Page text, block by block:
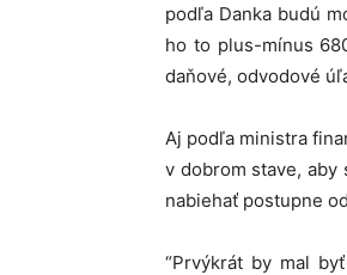
podľa Danka budú
ho to plus-mínus
daňové, odvodové
Aj podľa ministra
v dobrom stave,
nabiehať postupne
“Prvýkrát by mal